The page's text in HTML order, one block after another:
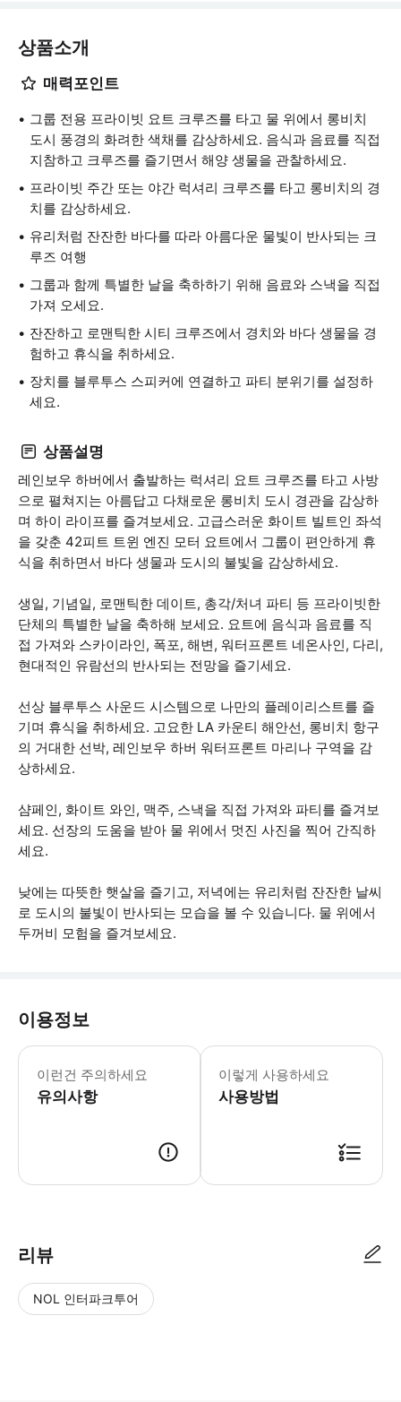
상품소개
매력포인트
그룹 전용 프라이빗 요트 크루즈를 타고 물 위에서 롱비치
도시 풍경의 화려한 색채를 감상하세요. 음식과 음료를 직접
지참하고 크루즈를 즐기면서 해양 생물을 관찰하세요.
프라이빗 주간 또는 야간 럭셔리 크루즈를 타고 롱비치의 경
치를 감상하세요.
유리처럼 잔잔한 바다를 따라 아름다운 물빛이 반사되는 크
루즈 여행
그룹과 함께 특별한 날을 축하하기 위해 음료와 스낵을 직접
가져 오세요.
잔잔하고 로맨틱한 시티 크루즈에서 경치와 바다 생물을 경
험하고 휴식을 취하세요.
장치를 블루투스 스피커에 연결하고 파티 분위기를 설정하
세요.
상품설명
레인보우 하버에서 출발하는 럭셔리 요트 크루즈를 타고 사방
으로 펼쳐지는 아름답고 다채로운 롱비치 도시 경관을 감상하
며 하이 라이프를 즐겨보세요. 고급스러운 화이트 빌트인 좌석
을 갖춘 42피트 트윈 엔진 모터 요트에서 그룹이 편안하게 휴
식을 취하면서 바다 생물과 도시의 불빛을 감상하세요.
생일, 기념일, 로맨틱한 데이트, 총각/처녀 파티 등 프라이빗한
단체의 특별한 날을 축하해 보세요. 요트에 음식과 음료를 직
접 가져와 스카이라인, 폭포, 해변, 워터프론트 네온사인, 다리,
현대적인 유람선의 반사되는 전망을 즐기세요.
선상 블루투스 사운드 시스템으로 나만의 플레이리스트를 즐
기며 휴식을 취하세요. 고요한 LA 카운티 해안선, 롱비치 항구
의 거대한 선박, 레인보우 하버 워터프론트 마리나 구역을 감
상하세요.
샴페인, 화이트 와인, 맥주, 스낵을 직접 가져와 파티를 즐겨보
세요. 선장의 도움을 받아 물 위에서 멋진 사진을 찍어 간직하
세요.
낮에는 따뜻한 햇살을 즐기고, 저녁에는 유리처럼 잔잔한 날씨
로 도시의 불빛이 반사되는 모습을 볼 수 있습니다. 물 위에서
두꺼비 모험을 즐겨보세요.
이용정보
이런건 주의하세요
유의사항
음료는 자유롭게 가져가세요(레드 와
이렇게 사용하세요
사용방법
리뷰
NOL 인터파크투어